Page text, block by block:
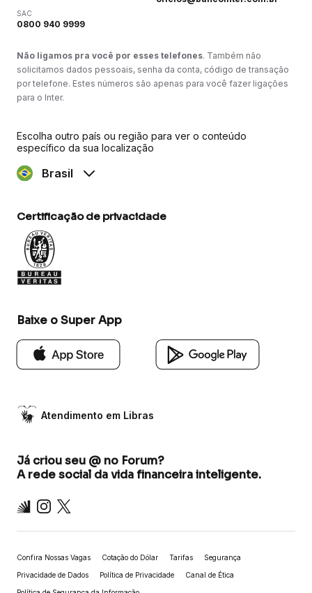
SAC
0800 940 9999
Não ligamos pra você por esses telefones. Também não
solicitamos dados pessoais, senha da conta, código de transação
por telefone. Estes números são apenas para você fazer ligações
para o Inter.
Escolha outro país ou região para ver o conteúdo
específico da sua localização
Brasil
Certificação de privacidade
Baixe o Super App
Atendimento em Libras
Já criou seu @ no Forum?
A rede social da vida financeira inteligente.
Inter Instagram
X
Confira Nossas Vagas Cotação do Dólar Tarifas Segurança
Privacidade de Dados Política de Privacidade Canal de Ética